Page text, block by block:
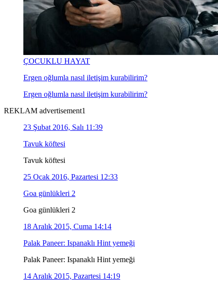
ÇOCUKLU HAYAT
Ergen oğlumla nasıl iletişim kurabilirim?
Ergen oğlumla nasıl iletişim kurabilirim?
REKLAM advertisement1
23 Şubat 2016, Salı 11:39
Tavuk köftesi
Tavuk köftesi
25 Ocak 2016, Pazartesi 12:33
Goa günlükleri 2
Goa günlükleri 2
18 Aralık 2015, Cuma 14:14
Palak Paneer: Ispanaklı Hint yemeği
Palak Paneer: Ispanaklı Hint yemeği
14 Aralık 2015, Pazartesi 14:19